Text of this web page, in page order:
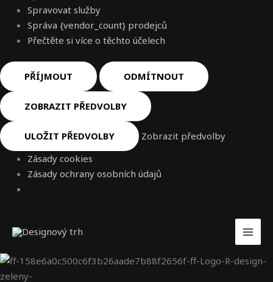
Spravovat služby
Správa {vendor_count} prodejců
Přečtěte si více o těchto účelech
PŘÍJMOUT ODMÍTNOUT
ZOBRAZIT PŘEDVOLBY
ULOŽIT PŘEDVOLBY
Zobrazit předvolby
Zásady cookies
Zásady ochrany osobních údajů